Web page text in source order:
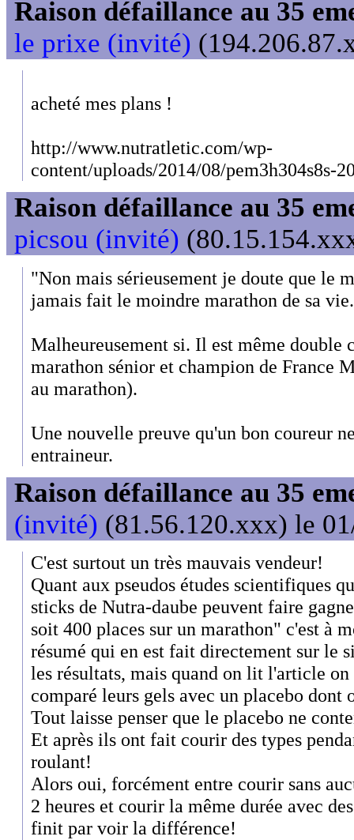
Raison défaillance au 35
le prixe (invité)
acheté mes plans !
http://www.nutratletic.com/wp-
content/uploads/2014/08/pem3h304s8s-
Raison défaillance au 35
picsou (invité)
"Non mais sérieusement je doute que le
jamais fait le moindre marathon de sa
Malheureusement si. Il est même double
marathon sénior et champion de France
au marathon).
Une nouvelle preuve qu'un bon coureur
entraineur.
Raison défaillance au 35
(invité) (81.56.120.xxx) le
C'est surtout un très mauvais vendeur!
Quant aux pseudos études scientifiques
sticks de Nutra-daube peuvent faire
soit 400 places sur un marathon" c'est à
résumé qui en est fait directement sur le
les résultats, mais quand on lit l'article
comparé leurs gels avec un placebo dont
Tout laisse penser que le placebo ne
Et après ils ont fait courir des types
roulant!
Alors oui, forcément entre courir sans
2 heures et courir la même durée avec
finit par voir la différence!